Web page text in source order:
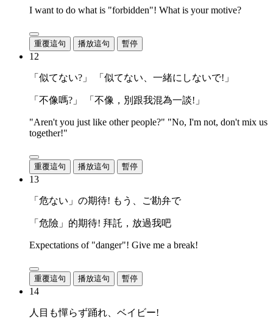
I want to do what is "forbidden"! What is your motive?
重覆這句 播放這句 暫停
12
「似てない?」 「似てない、一緒にしないで!」
「不像嗎?」 「不像，別跟我混為一談!」
"Aren't you just like other people?" "No, I'm not, don't mix us
together!"
重覆這句 播放這句 暫停
13
「危ない」の期待! もう、ご勘弁で
「危險」的期待! 拜託，放過我吧
Expectations of "danger"! Give me a break!
重覆這句 播放這句 暫停
14
人目も憚らず踊れ、ベイビー!